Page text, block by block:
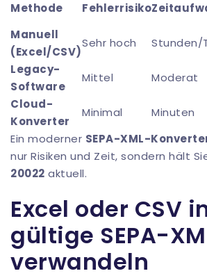
Methode Fehlerrisiko
Manuell
(Excel/CSV)
Sehr hoch Stunden/
Legacy-
Software
Mittel Moderat
Cloud-
Konverter
Minimal Minuten
Ein moderner SEPA-XML-
nur Risiken und Zeit, sondern hält
20022 aktuell.
Excel oder CSV
gültige SEPA-
verwandeln